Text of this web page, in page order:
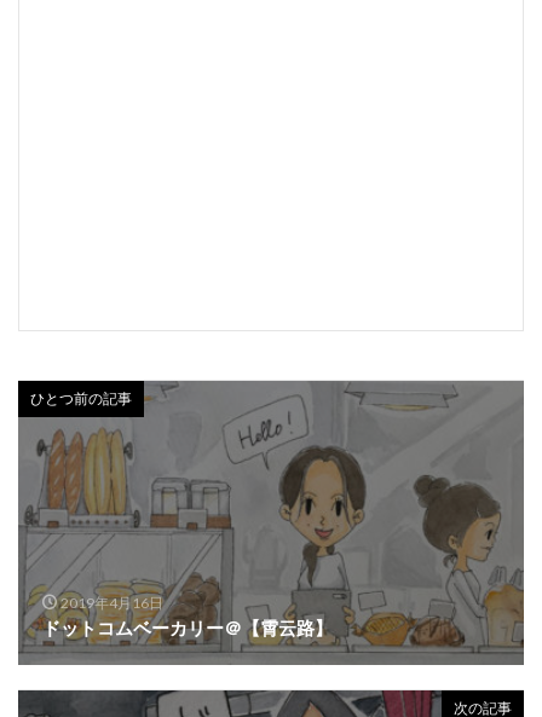
ひとつ前の記事
2019年4月16日
ドットコムベーカリー＠【霄云路】
次の記事